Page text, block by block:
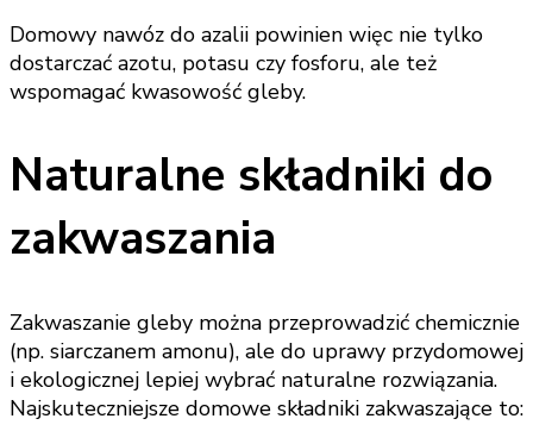
Domowy nawóz do azalii powinien więc nie tylko
dostarczać azotu, potasu czy fosforu, ale też
wspomagać kwasowość gleby.
Naturalne składniki do
zakwaszania
Zakwaszanie gleby można przeprowadzić chemicznie
(np. siarczanem amonu), ale do uprawy przydomowej
i ekologicznej lepiej wybrać naturalne rozwiązania.
Najskuteczniejsze domowe składniki zakwaszające to: